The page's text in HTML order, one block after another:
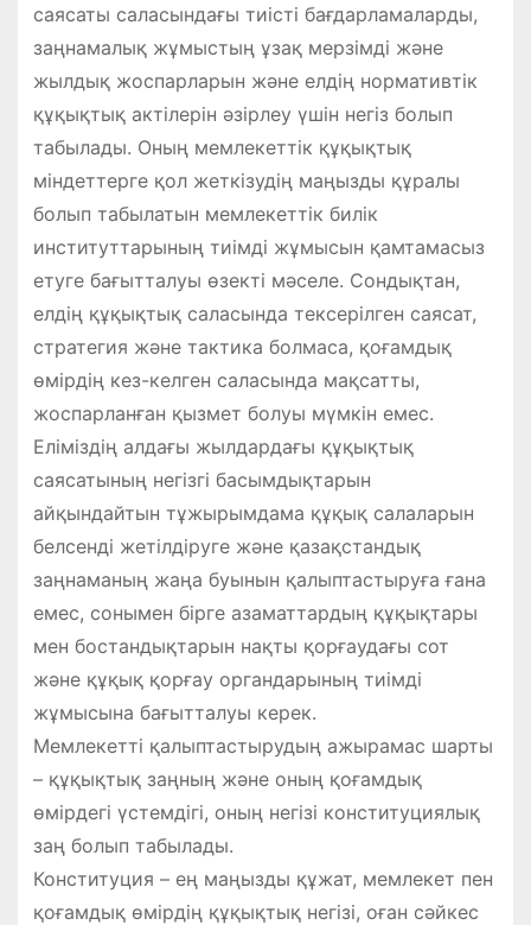
саясаты саласындағы тиісті бағдарламаларды,
заңнамалық жұмыстың ұзақ мерзімді және
жылдық жоспарларын және елдің нормативтік
құқықтық актілерін әзірлеу үшін негіз болып
табылады. Оның мемлекеттік құқықтық
міндеттерге қол жеткізудің маңызды құралы
болып табылатын мемлекеттік билік
институттарының тиімді жұмысын қамтамасыз
етуге бағытталуы өзекті мәселе. Сондықтан,
елдің құқықтық саласында тексерілген саясат,
стратегия және тактика болмаса, қоғамдық
өмірдің кез-келген саласында мақсатты,
жоспарланған қызмет болуы мүмкін емес.
Еліміздің алдағы жылдардағы құқықтық
саясатының негізгі басымдықтарын
айқындайтын тұжырымдама құқық салаларын
белсенді жетілдіруге және қазақстандық
заңнаманың жаңа буынын қалыптастыруға ғана
емес, сонымен бірге азаматтардың құқықтары
мен бостандықтарын нақты қорғаудағы сот
және құқық қорғау органдарының тиімді
жұмысына бағытталуы керек.
Мемлекетті қалыптастырудың ажырамас шарты
– құқықтық заңның және оның қоғамдық
өмірдегі үстемдігі, оның негізі конституциялық
заң болып табылады.
Конституция – ең маңызды құжат, мемлекет пен
қоғамдық өмірдің құқықтық негізі, оған сәйкес